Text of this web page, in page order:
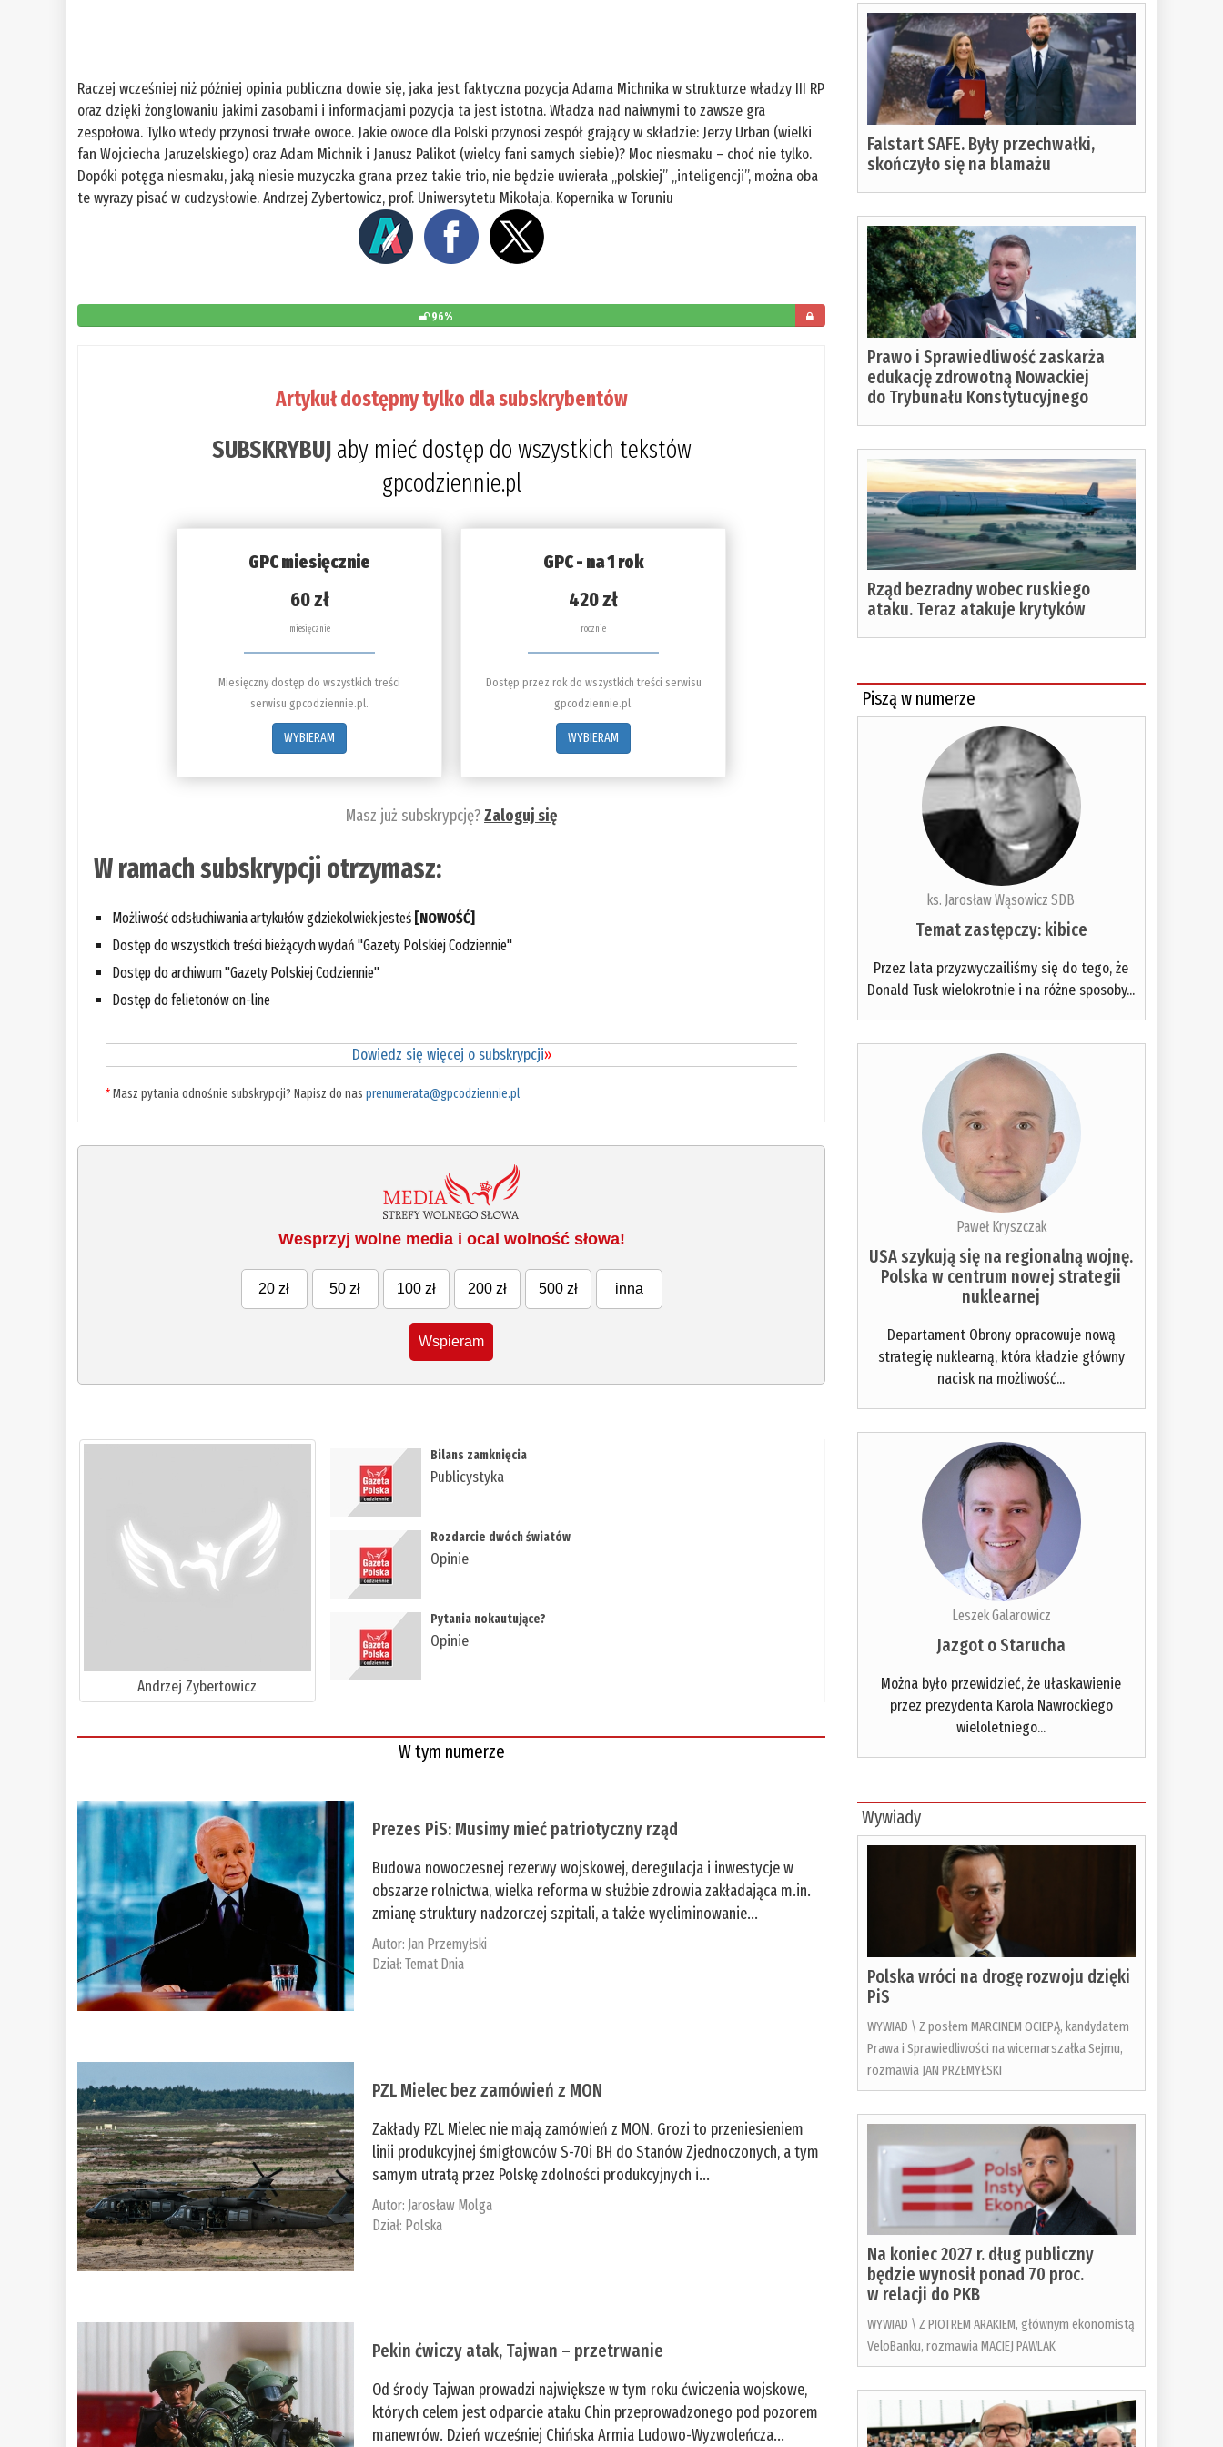
Raczej wcześniej niż później opinia publiczna dowie się, jaka jest faktyczna pozycja Adama Michnika w strukturze władzy III RP
oraz dzięki żonglowaniu jakimi zasobami i informacjami pozycja ta jest istotna. Władza nad naiwnymi to zawsze gra
zespołowa. Tylko wtedy przynosi trwałe owoce. Jakie owoce dla Polski przynosi zespół grający w składzie: Jerzy Urban (wielki
fan Wojciecha Jaruzelskiego) oraz Adam Michnik i Janusz Palikot (wielcy fani samych siebie)? Moc niesmaku – choć nie tylko.
Dopóki potęga niesmaku, jaką niesie muzyczka grana przez takie trio, nie będzie uwierała „polskiej” „inteligencji”, można oba
te wyrazy pisać w cudzysłowie. Andrzej Zybertowicz, prof. Uniwersytetu Mikołaja. Kopernika w Toruniu
96%
Artykuł dostępny tylko dla subskrybentów
SUBSKRYBUJaby mieć dostęp do wszystkich tekstów
gpcodziennie.pl
GPC miesięcznie
60 zł
miesięcznie
Miesięczny dostęp do wszystkich treści
serwisu gpcodziennie.pl.
WYBIERAM
GPC - na 1 rok
420 zł
rocznie
Dostęp przez rok do wszystkich treści serwisu
gpcodziennie.pl.
WYBIERAM
Masz już subskrypcję?Zaloguj się
W ramach subskrypcji otrzymasz:
Możliwość odsłuchiwania artykułów gdziekolwiek jesteś [NOWOŚĆ]
Dostęp do wszystkich treści bieżących wydań "Gazety Polskiej Codziennie"
Dostęp do archiwum "Gazety Polskiej Codziennie"
Dostęp do felietonów on-line
Dowiedz się więcej o subskrypcji»
*Masz pytania odnośnie subskrypcji? Napisz do nasprenumerata@gpcodziennie.pl
Wesprzyj wolne media i ocal wolność słowa!
20 zł 50 zł 100 zł 200 zł 500 zł inna
Wspieram
Andrzej Zybertowicz
Bilans zamknięcia
Publicystyka
Rozdarcie dwóch światów
Opinie
Pytania nokautujące?
Opinie
W tym numerze
Prezes PiS: Musimy mieć patriotyczny rząd
Budowa nowoczesnej rezerwy wojskowej, deregulacja i inwestycje w
obszarze rolnictwa, wielka reforma w służbie zdrowia zakładająca m.in.
zmianę struktury nadzorczej szpitali, a także wyeliminowanie...
Autor: Jan Przemyłski
Dział:Temat Dnia
PZL Mielec bez zamówień z MON
Zakłady PZL Mielec nie mają zamówień z MON. Grozi to przeniesieniem
linii produkcyjnej śmigłowców S-70i BH do Stanów Zjednoczonych, a tym
samym utratą przez Polskę zdolności produkcyjnych i...
Autor: Jarosław Molga
Dział: Polska
Pekin ćwiczy atak, Tajwan – przetrwanie
Od środy Tajwan prowadzi największe w tym roku ćwiczenia wojskowe,
których celem jest odparcie ataku Chin przeprowadzonego pod pozorem
manewrów. Dzień wcześniej Chińska Armia Ludowo-Wyzwoleńcza...
Falstart SAFE. Były przechwałki,
skończyło się na blamażu
Prawo i Sprawiedliwość zaskarża
edukację zdrowotną Nowackiej
do Trybunału Konstytucyjnego
Rząd bezradny wobec ruskiego
ataku. Teraz atakuje krytyków
Piszą w numerze
ks. Jarosław Wąsowicz SDB
Temat zastępczy: kibice
Przez lata przyzwyczailiśmy się do tego, że
Donald Tusk wielokrotnie i na różne sposoby...
Paweł Kryszczak
USA szykują się na regionalną wojnę.
Polska w centrum nowej strategii
nuklearnej
Departament Obrony opracowuje nową
strategię nuklearną, która kładzie główny
nacisk na możliwość...
Leszek Galarowicz
Jazgot o Starucha
Można było przewidzieć, że ułaskawienie
przez prezydenta Karola Nawrockiego
wieloletniego...
Wywiady
Polska wróci na drogę rozwoju dzięki
PiS
WYWIAD \ Z posłem MARCINEM OCIEPĄ, kandydatem
Prawa i Sprawiedliwości na wicemarszałka Sejmu,
rozmawia JAN PRZEMYŁSKI
Na koniec 2027 r. dług publiczny
będzie wynosił ponad 70 proc.
w relacji do PKB
WYWIAD \ Z PIOTREM ARAKIEM, głównym ekonomistą
VeloBanku, rozmawia MACIEJ PAWLAK